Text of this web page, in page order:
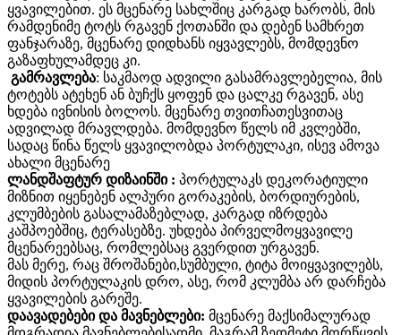
ყვავილებით. ეს მცენარე სახლშიც კარგად ხარობს, მის
რამდენიმე ტოტს რგავენ ქოთანში და დებენ სამხრეთ
ფანჯარაზე, მცენარე დიდხანს იყვავლებს, მომდევნო
გაზაფხულამდეც კი.
გამრავლება: საკმაოდ ადვილი გასამრავლებელია, მის
ტოტებს ატეხენ ან ბუჩქს ყოფენ და ცალკე რგავენ, ასე
ხდება ივნისის ბოლოს. მცენარე თვითჩათესვითაც
ადვილად მრავლდება. მომდევნო წელს იმ კვლებში,
სადაც წინა წელს ყვავილობდა პორტულაკი, ისევ ამოვა
ახალი მცენარე
ლანდშაფტურ დიზაინში : პორტულაკს დეკორატიული
მიზნით იყენებენ ალპური გორაკების, ბორდიურების,
კლუმბების გასალამაზებლად, კარგად იზრდება
კაშპოებშიც, ტერასებზე. უხდება პირველმოყვავილე
მცენარეებსაც, რომლებსაც გვერდით ურგავენ.
მას მერე, რაც შროშანები,სუმბული, ტიტა მოიყვავილებს,
მიდის პორტულაკის დრო, ასე, რომ კლუმბა არ დარჩება
ყვავილების გარეშე.
დაავადებები და მავნებლები: მცენარე მაქსიმალურად